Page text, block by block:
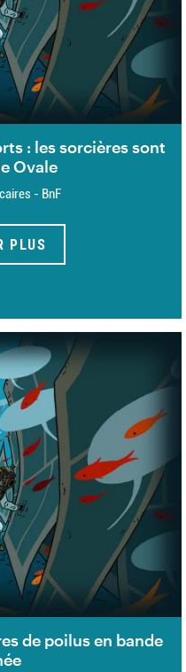
: les sorcières sont
Ovale
- BnF
PLUS
de poilus en bande